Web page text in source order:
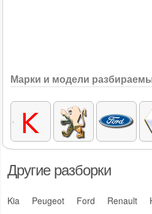
Другие разборки
Kia Peugeot Ford Renault
Марки и модели